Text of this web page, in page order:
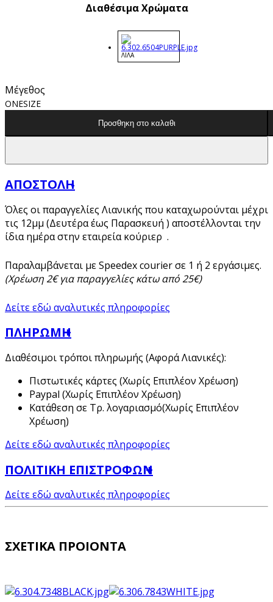
Διαθέσιμα Χρώματα
ΛΙΛΑ
Μέγεθος
ONESIZE
Προσθηκη στο καλαθι
ΑΠΟΣΤΟΛΗ
Όλες οι παραγγελίες Λιανικής που καταχωρούνται μέχρι
τις 12μμ (Δευτέρα έως Παρασκευή ) αποστέλλονται την
ίδια ημέρα στην εταιρεία κούριερ .
Παραλαμβάνεται με Speedex courier σε 1 ή 2 εργάσιμες.
(Χρέωση 2€ για παραγγελίες κάτω από 25€)
Δείτε εδώ αναλυτικές πληροφορίες
ΠΛΗΡΩΜΗ
Διαθέσιμοι τρόποι πληρωμής (Αφορά Λιανικές):
Πιστωτικές κάρτες (Χωρίς Επιπλέον Χρέωση)
Paypal (Χωρίς Επιπλέον Χρέωση)
Κατάθεση σε Τρ. λογαριασμό(Χωρίς Επιπλέον
Χρέωση)
Δείτε εδώ αναλυτικές πληροφορίες
ΠΟΛΙΤΙΚΗ ΕΠΙΣΤΡΟΦΩΝ
Δείτε εδώ αναλυτικές πληροφορίες
ΣΧΕΤΙΚΑ ΠΡΟΙΟΝΤΑ